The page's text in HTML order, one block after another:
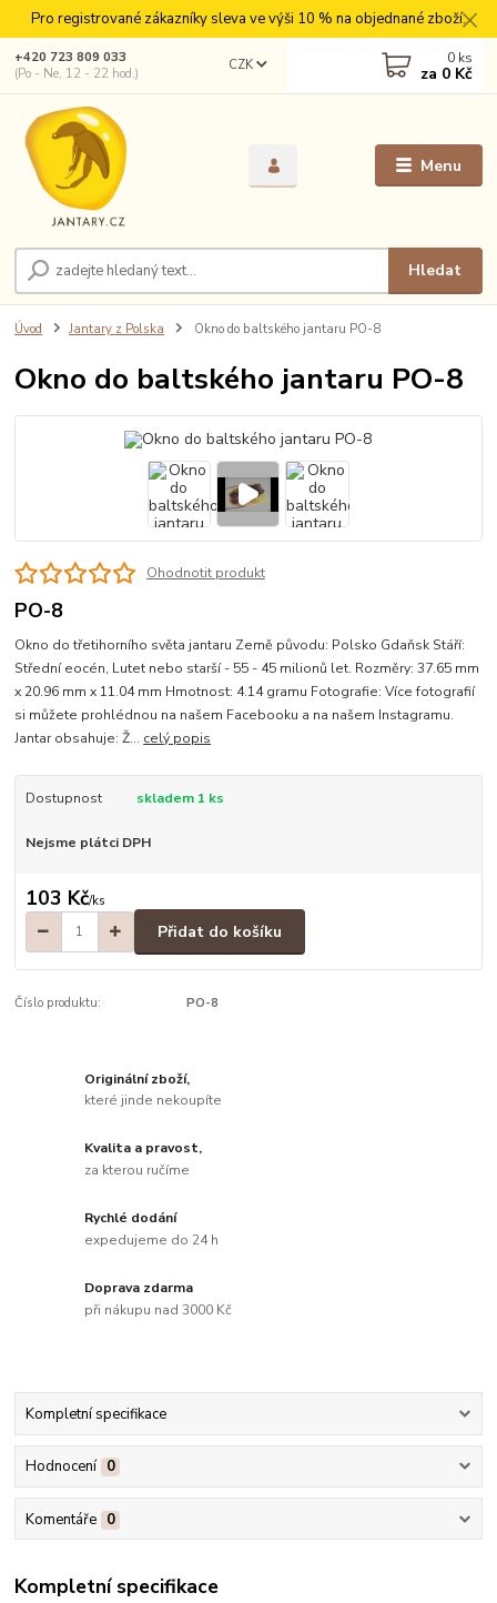
Pro registrované zákazníky sleva ve výši 10 % na objednané zboží.
Menu
CZK
Hledat
+420 723 809 033
(Po - Ne, 12 - 22 hod.)
0 ks
za 0 Kč
Úvod Jantary z Polska Okno do baltského jantaru PO-8
Okno do baltského jantaru PO-8
Ohodnotit produkt
PO-8
Okno do třetihorního světa jantaru Země původu: Polsko Gdaňsk Stáří:
Střední eocén, Lutet nebo starší - 55 - 45 milionů let. Rozměry: 37.65 mm
x 20.96 mm x 11.04 mm Hmotnost: 4.14 gramu Fotografie: Více fotografií
si můžete prohlédnou na našem Facebooku a na našem Instagramu.
Jantar obsahuje: Ž... celý popis
Dostupnost skladem 1 ks
Nejsme plátci DPH
103 Kč/ks
Přidat do košíku
Číslo produktu: PO-8
Originální zboží,
které jinde nekoupíte
Kvalita a pravost,
za kterou ručíme
Rychlé dodání
expedujeme do 24 h
Doprava zdarma
při nákupu nad 3000 Kč
Kompletní specifikace
Hodnocení 0
Komentáře 0
Kompletní specifikace